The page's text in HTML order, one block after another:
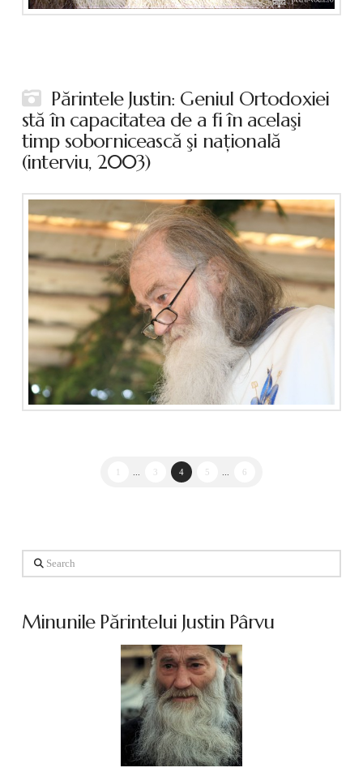
Părintele Justin: Geniul Ortodoxiei
stă în capacitatea de a fi în acelaşi
timp sobornicească şi naţională
(interviu, 2003)
1 3 4 5 6
Search
Minunile Părintelui Justin Pârvu